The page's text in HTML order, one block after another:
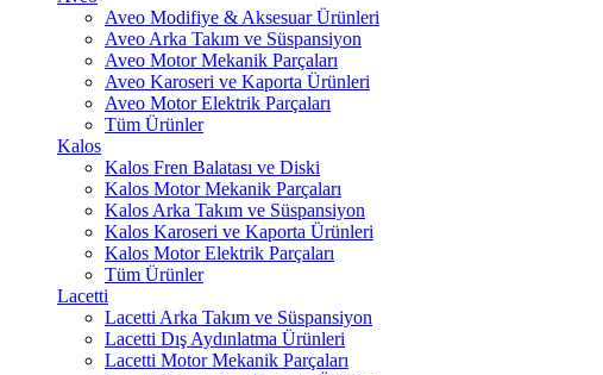
Aveo Modifiye & Aksesuar Ürünleri
Aveo Arka Takım ve Süspansiyon
Aveo Motor Mekanik Parçaları
Aveo Karoseri ve Kaporta Ürünleri
Aveo Motor Elektrik Parçaları
Tüm Ürünler
Kalos
Kalos Fren Balatası ve Diski
Kalos Motor Mekanik Parçaları
Kalos Arka Takım ve Süspansiyon
Kalos Karoseri ve Kaporta Ürünleri
Kalos Motor Elektrik Parçaları
Tüm Ürünler
Lacetti
Lacetti Arka Takım ve Süspansiyon
Lacetti Dış Aydınlatma Ürünleri
Lacetti Motor Mekanik Parçaları